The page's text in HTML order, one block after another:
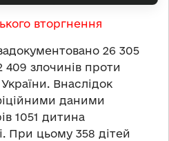
вторгнення
26 305
409 злочинів проти
Внаслідок
даними
1051 дитина
При цьому 358 дітей